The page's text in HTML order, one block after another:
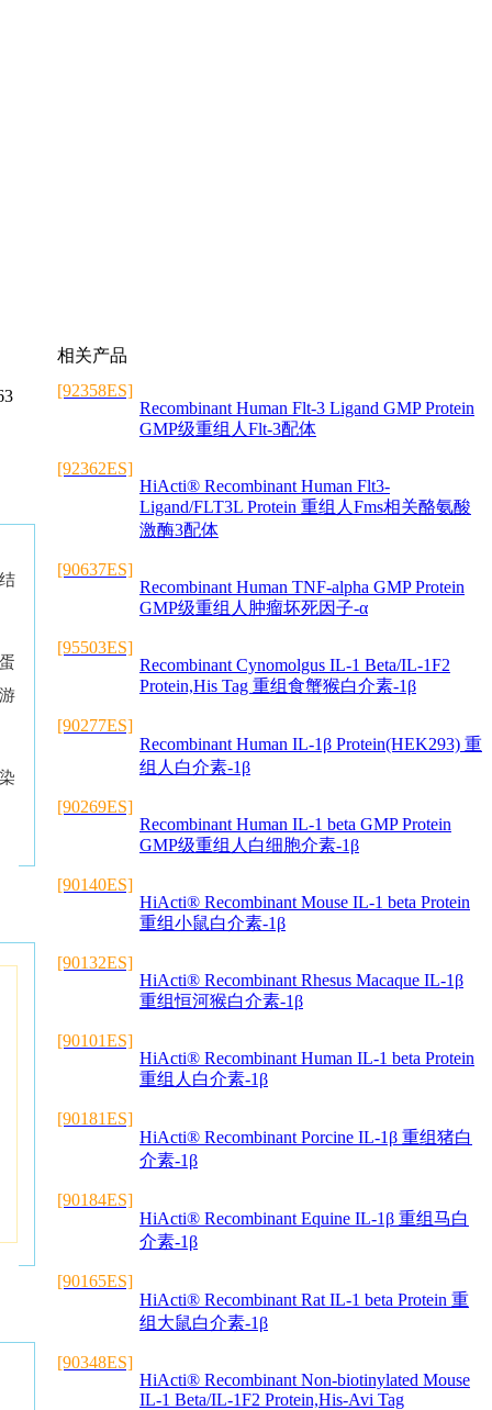
相关产品
[92358ES]
Recombinant Human Flt-3 Ligand GMP Protein
GMP级重组人Flt-3配体
[92362ES]
HiActi® Recombinant Human Flt3-
Ligand/FLT3L Protein 重组人Fms相关酪氨酸
激酶3配体
[90637ES]
Recombinant Human TNF-alpha GMP Protein
GMP级重组人肿瘤坏死因子-α
[95503ES]
Recombinant Cynomolgus IL-1 Beta/IL-1F2
Protein,His Tag 重组食蟹猴白介素-1β
[90277ES]
Recombinant Human IL-1β Protein(HEK293) 重
组人白介素-1β
[90269ES]
Recombinant Human IL-1 beta GMP Protein
GMP级重组人白细胞介素-1β
[90140ES]
HiActi® Recombinant Mouse IL-1 beta Protein
重组小鼠白介素-1β
[90132ES]
HiActi® Recombinant Rhesus Macaque IL-1β
重组恒河猴白介素-1β
[90101ES]
HiActi® Recombinant Human IL-1 beta Protein
重组人白介素-1β
[90181ES]
HiActi® Recombinant Porcine IL-1β 重组猪白
介素-1β
[90184ES]
HiActi® Recombinant Equine IL-1β 重组马白
介素-1β
[90165ES]
HiActi® Recombinant Rat IL-1 beta Protein 重
组大鼠白介素-1β
[90348ES]
HiActi® Recombinant Non-biotinylated Mouse
IL-1 Beta/IL-1F2 Protein,His-Avi Tag